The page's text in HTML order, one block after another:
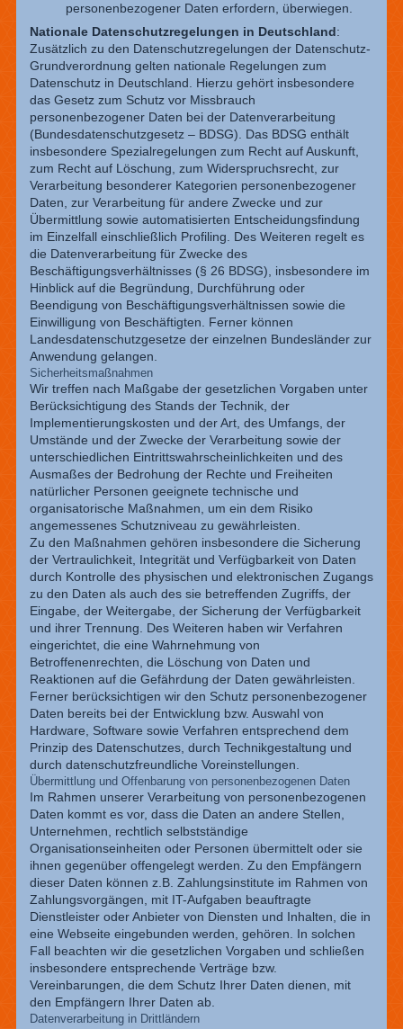
personenbezogener Daten erfordern, überwiegen.
Nationale Datenschutzregelungen in Deutschland:
Zusätzlich zu den Datenschutzregelungen der Datenschutz-
Grundverordnung gelten nationale Regelungen zum
Datenschutz in Deutschland. Hierzu gehört insbesondere
das Gesetz zum Schutz vor Missbrauch
personenbezogener Daten bei der Datenverarbeitung
(Bundesdatenschutzgesetz – BDSG). Das BDSG enthält
insbesondere Spezialregelungen zum Recht auf Auskunft,
zum Recht auf Löschung, zum Widerspruchsrecht, zur
Verarbeitung besonderer Kategorien personenbezogener
Daten, zur Verarbeitung für andere Zwecke und zur
Übermittlung sowie automatisierten Entscheidungsfindung
im Einzelfall einschließlich Profiling. Des Weiteren regelt es
die Datenverarbeitung für Zwecke des
Beschäftigungsverhältnisses (§ 26 BDSG), insbesondere im
Hinblick auf die Begründung, Durchführung oder
Beendigung von Beschäftigungsverhältnissen sowie die
Einwilligung von Beschäftigten. Ferner können
Landesdatenschutzgesetze der einzelnen Bundesländer zur
Anwendung gelangen.
Sicherheitsmaßnahmen
Wir treffen nach Maßgabe der gesetzlichen Vorgaben unter
Berücksichtigung des Stands der Technik, der
Implementierungskosten und der Art, des Umfangs, der
Umstände und der Zwecke der Verarbeitung sowie der
unterschiedlichen Eintrittswahrscheinlichkeiten und des
Ausmaßes der Bedrohung der Rechte und Freiheiten
natürlicher Personen geeignete technische und
organisatorische Maßnahmen, um ein dem Risiko
angemessenes Schutzniveau zu gewährleisten.
Zu den Maßnahmen gehören insbesondere die Sicherung
der Vertraulichkeit, Integrität und Verfügbarkeit von Daten
durch Kontrolle des physischen und elektronischen Zugangs
zu den Daten als auch des sie betreffenden Zugriffs, der
Eingabe, der Weitergabe, der Sicherung der Verfügbarkeit
und ihrer Trennung. Des Weiteren haben wir Verfahren
eingerichtet, die eine Wahrnehmung von
Betroffenenrechten, die Löschung von Daten und
Reaktionen auf die Gefährdung der Daten gewährleisten.
Ferner berücksichtigen wir den Schutz personenbezogener
Daten bereits bei der Entwicklung bzw. Auswahl von
Hardware, Software sowie Verfahren entsprechend dem
Prinzip des Datenschutzes, durch Technikgestaltung und
durch datenschutzfreundliche Voreinstellungen.
Übermittlung und Offenbarung von personenbezogenen Daten
Im Rahmen unserer Verarbeitung von personenbezogenen
Daten kommt es vor, dass die Daten an andere Stellen,
Unternehmen, rechtlich selbstständige
Organisationseinheiten oder Personen übermittelt oder sie
ihnen gegenüber offengelegt werden. Zu den Empfängern
dieser Daten können z.B. Zahlungsinstitute im Rahmen von
Zahlungsvorgängen, mit IT-Aufgaben beauftragte
Dienstleister oder Anbieter von Diensten und Inhalten, die in
eine Webseite eingebunden werden, gehören. In solchen
Fall beachten wir die gesetzlichen Vorgaben und schließen
insbesondere entsprechende Verträge bzw.
Vereinbarungen, die dem Schutz Ihrer Daten dienen, mit
den Empfängern Ihrer Daten ab.
Datenverarbeitung in Drittländern